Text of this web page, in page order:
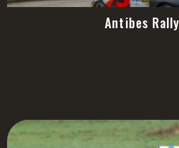
Antibes